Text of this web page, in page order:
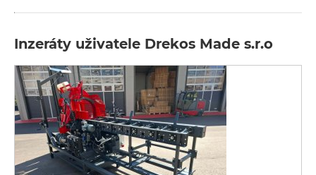
Inzeráty uživatele Drekos Made s.r.o